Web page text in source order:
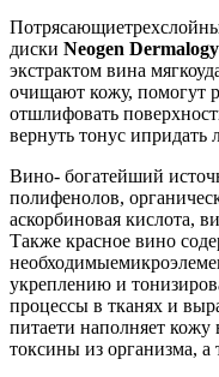
диски Neogen Dermalogy
экстрактом вина
очищают кожу, помогут
отшлифовать
вернуть тонус
Вино- богатейший
полифенолов,
аскорбиновая кислота,
Также красное вино
укреплению и
процессы в тканях и
питаети наполняет
токсины из организма, а